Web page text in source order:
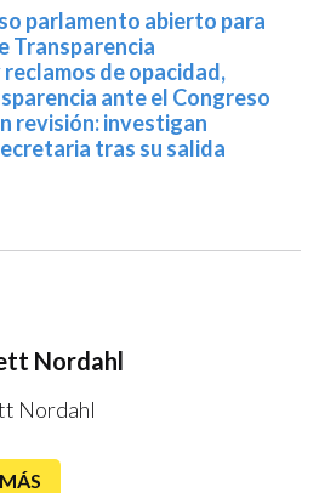
parlamento abierto para
Transparencia
de opacidad,
ante el Congreso
revisión: investigan
tras su salida
Nordahl
Nordahl